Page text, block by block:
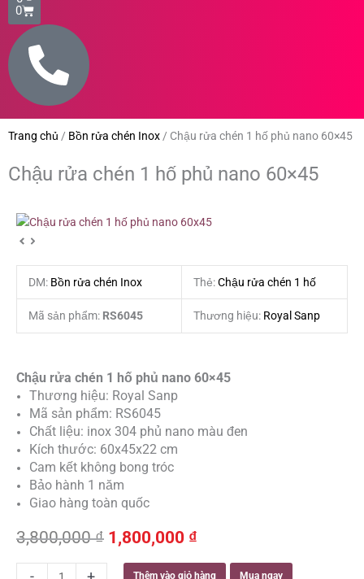
0
Trang chủ / Bồn rửa chén Inox / Chậu rửa chén 1 hố phủ nano 60×45
Chậu rửa chén 1 hố phủ nano 60×45
DM: Bồn rửa chén Inox Thẻ:Chậu rửa chén 1 hố
Mã sản phẩm: RS6045 Thương hiệu: Royal Sanp
Chậu rửa chén 1 hố phủ nano 60×45
Thương hiệu: Royal Sanp
Mã sản phẩm: RS6045
Chất liệu: inox 304 phủ nano màu đen
Kích thước: 60x45x22 cm
Cam kết không bong tróc
Bảo hành 1 năm
Giao hàng toàn quốc
3,800,000₫ Giá
1,800,000 ₫
tại
Thêm vào giỏ hàng Mua ngay